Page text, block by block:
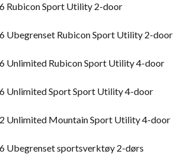
Rubicon Sport Utility 2-door
Ubegrenset Rubicon Sport Utility 2-door
Unlimited Rubicon Sport Utility 4-door
Unlimited Sport Sport Utility 4-door
Unlimited Mountain Sport Utility 4-door
Ubegrenset sportsverktøy 2-dørs